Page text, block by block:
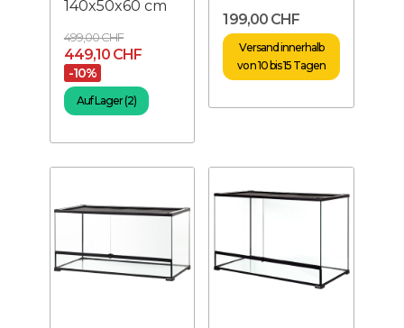
140x50x60 cm
499,00 CHF
449,10 CHF
-10%
Auf Lager (2)
199,00 CHF
Versand innerhalb
von 10 bis 15 Tagen